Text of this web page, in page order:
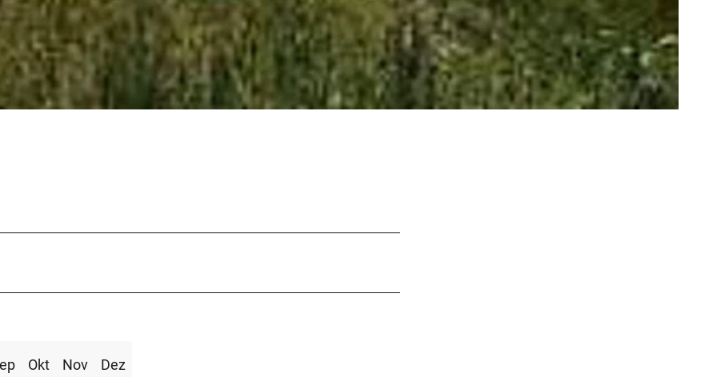
Okt Nov Dez